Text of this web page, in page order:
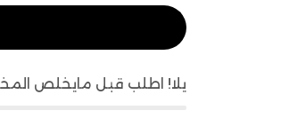
يلا! اطلب قبل مايخلص